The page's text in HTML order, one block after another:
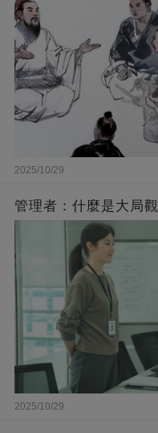
2025/10/29
管理者：什麼是大局
2025/10/29